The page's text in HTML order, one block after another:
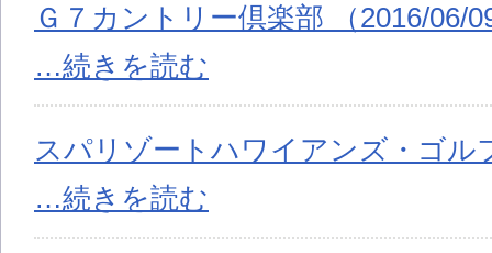
Ｇ７カントリー倶楽部 （2016/06/
…続きを読む
スパリゾートハワイアンズ・ゴル
…続きを読む